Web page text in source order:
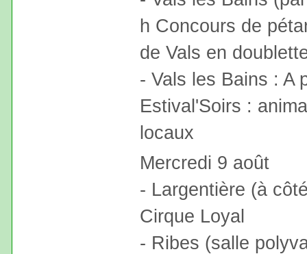
h Concours de
de Vals en
- Vals les Bains : A
Estival'Soirs :
locaux
Mercredi 9 août
- Largentière (à
Cirque Loyal
- Ribes (salle